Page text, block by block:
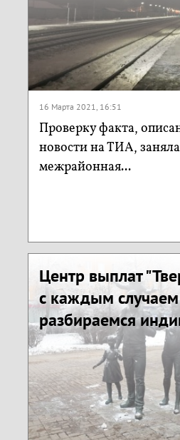
16 Марта 2021, 16:51
Проверку факта,
новости на ТИА,
межрайонная...
Центр выплат
с каждым
разбираемся